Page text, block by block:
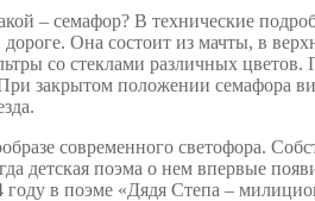
– семафор? В технические
дороге. Она состоит из мачты, в
со стеклами различных
закрытом положении семафора
современного светофора.
детская поэма о нем впервые
в поэме «Дядя Степа –